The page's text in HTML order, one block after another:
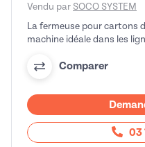
Vendu par SOCO SYSTEM
La fermeuse pour cartons
machine idéale dans les
Comparer
03